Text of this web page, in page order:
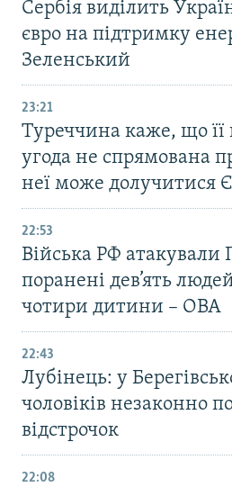
Сербія виділить
євро на підтримку
Зеленський
23:21
Туреччина каже, що її
угода не спрямована
неї може долучитися
22:53
Війська РФ атакували
поранені дев’ять
чотири дитини – ОВА
22:43
Лубінець: у
чоловіків незаконно
відстрочок
22:08